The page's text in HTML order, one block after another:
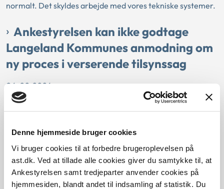
Denne hjemmeside bruger cookies
Vi bruger cookies til at forbedre brugeroplevelsen på
ast.dk. Ved at tillade alle cookies giver du samtykke til, at
Ankestyrelsen samt tredjeparter anvender cookies på
hjemmesiden, blandt andet til indsamling af statistik. Du
normalt. Det skyldes arbejde med vores tekniske systemer.
Ankestyrelsen kan ikke godtage
Langeland Kommunes anmodning om
ny proces i verserende tilsynssag
06-02-2026
Tilsyn
at gennemgå en række børnesager. Efter gennemgangen
har kommunen selv konstateret, at der kan være fejl i
undersøgelsen og ønsker nu at spørge de berørte borgere,
om de ønsker deres sag gennemgået på ny. Men den proces
afvises af Ankestyrelsen.